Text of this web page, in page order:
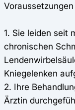
1. Sie leiden seit
chronischen
Kniegelenken
2. Ihre
Ärztin